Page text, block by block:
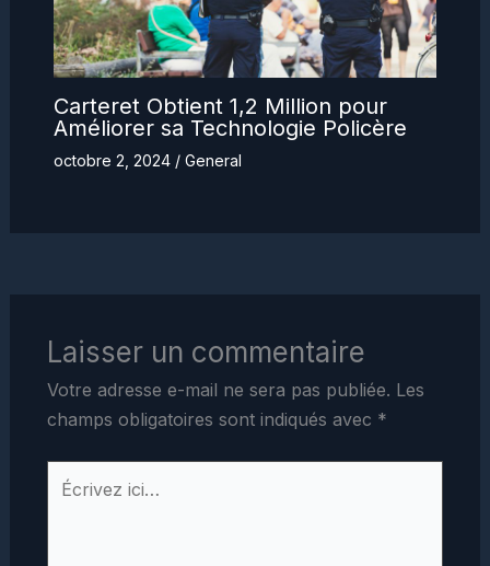
Carteret Obtient 1,2 Million pour
Améliorer sa Technologie Policère
octobre 2, 2024 / General
Laisser un commentaire
Votre adresse e-mail ne sera pas publiée. Les
champs obligatoires sont indiqués avec *
Écrivez